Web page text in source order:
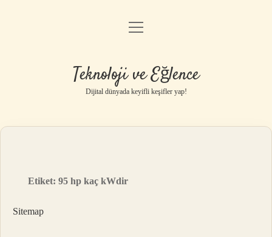
Anasayfa
Yasal Uyarı
menüyü
Teknoloji ve Eğlence
Dijital dünyada keyifli keşifler yap!
Etiket:95 hp kaç kWdir
Sitemap